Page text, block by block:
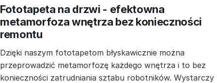
Fototapeta na drzwi - efektowna
metamorfoza wnętrza bez konieczności
remontu
Dzięki naszym fototapetom błyskawicznie można
przeprowadzić metamorfozę każdego wnętrza i to bez
konieczności zatrudniania sztabu robotników. Wystarczy